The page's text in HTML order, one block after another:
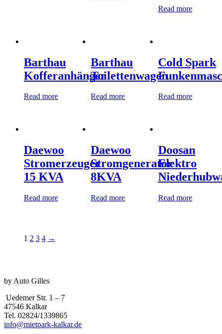
Read more
Barthau
Kofferanhänger
Read more
Barthau
Toilettenwagen
Read more
Cold Spark
Read more
Daewoo
Stromerzeuger
15 KVA
Read more
Daewoo
Stromgenerator
8KVA
Read more
Doosan
Elektro
Read more
1 2 3 4 →
by Auto Gilles
Uedemer Str. 1 – 7
47546 Kalkar
Tel. 02824/1339865
info@mietpark-kalkar.de